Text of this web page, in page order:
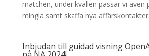
matchen, under kvällen passar vi även
mingla samt skaffa nya
Inbjudan till guidad visning